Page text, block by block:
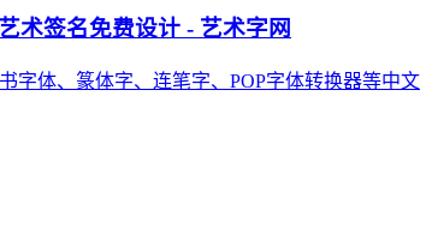
术签名免费设计 - 艺术字网
字体、篆体字、连笔字、POP字体转换器等中文